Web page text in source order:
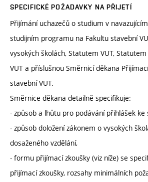
SPECIFICKÉ POŽADAVKY NA PŘIJETÍ
Přijímání uchazečů o studium v
studijním programu na Fakultu stavební
vysokých školách, Statutem VUT,
VUT a příslušnou Směrnicí děkana
stavební VUT.
Směrnice děkana detailně specifikuje:
- způsob a lhůtu pro podávání přihlášek ke
- způsob doložení zákonem o vysokých
dosaženého vzdělání,
- formu přijímací zkoušky (viz níže) se
přijímací zkoušky, rozsahy minimálních